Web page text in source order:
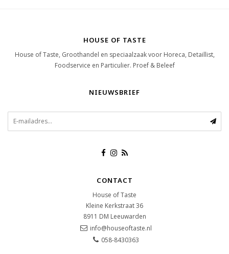
HOUSE OF TASTE
House of Taste, Groothandel en speciaalzaak voor Horeca, Detaillist,
Foodservice en Particulier. Proef & Beleef
NIEUWSBRIEF
CONTACT
House of Taste
Kleine Kerkstraat 36
8911 DM Leeuwarden
info@houseoftaste.nl
058-8430363